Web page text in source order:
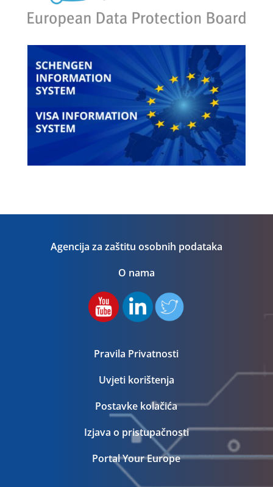
Agencija za zaštitu osobnih podataka
O nama
Pravila Privatnosti
Uvjeti korištenja
Postavke kolačića
Izjava o pristupačnosti
Portal Your Europe